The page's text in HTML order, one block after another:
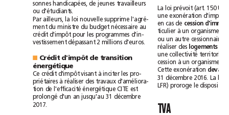
sonnes
handicapées, de jeunes
travailleurs
ou
d'étudiants.
Par
ailleurs, la loi nouvelle supprime
l'agré-
ment
du ministre du budget nécessaire
au
crédit
d'impôt pour les programmes
d'in-
vestissement
dépassant 2millions d'euros.
Crédit d'impôt de transition
énergétique
Ce crédit d'impôt visant à inciter les
pro-
priétaires à réaliser des travaux
d'améliora-
tion
de l'efficacité énergétique CITE est
prolongé d'un an jusqu'au
31décembre
2017.
La loi prévoit (art. 150
une
exonération
en
cas de
cession
ticulier à un organisme
ou
un autre
réaliser
des
logements
une
collectivité
cession à un organisme
Cette
exonération
31décembre
2016. La
LFR)
proroge le
TVA